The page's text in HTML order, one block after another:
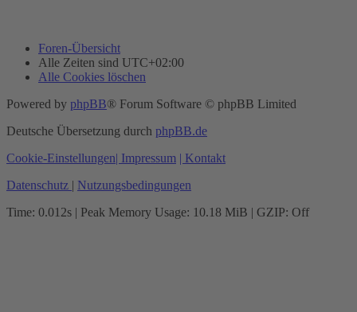
Foren-Übersicht
Alle Zeiten sind UTC+02:00
Alle Cookies löschen
Powered by phpBB® Forum Software © phpBB Limited
Deutsche Übersetzung durch phpBB.de
Cookie-Einstellungen| Impressum | Kontakt
Datenschutz | Nutzungsbedingungen
Time: 0.012s | Peak Memory Usage: 10.18 MiB | GZIP: Off